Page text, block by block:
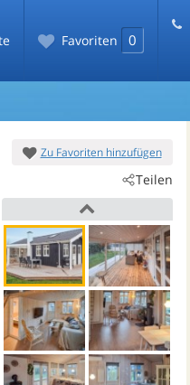
Favoriten 0
Zu Favoriten hinzufügen
Teilen